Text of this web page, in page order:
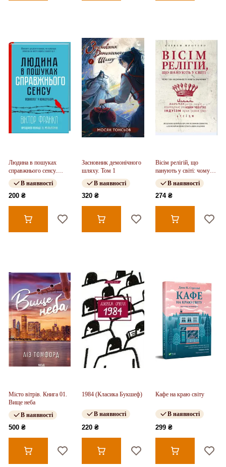
Людина в пошуках
справжнього сенсу.
Психолог у концтаборі
В наявності
200 ₴
Засновник демонічного
шляху. Том 1
В наявності
320 ₴
Вісім релігій, що
панують у світі: чому
їхні відмінності мають
значенняВ наявності
274 ₴
Місто вітрів. Книга 01.
Вище неба
В наявності
500 ₴
1984 (Класика Букшеф)
В наявності
220 ₴
Кафе на краю світу
В наявності
299 ₴